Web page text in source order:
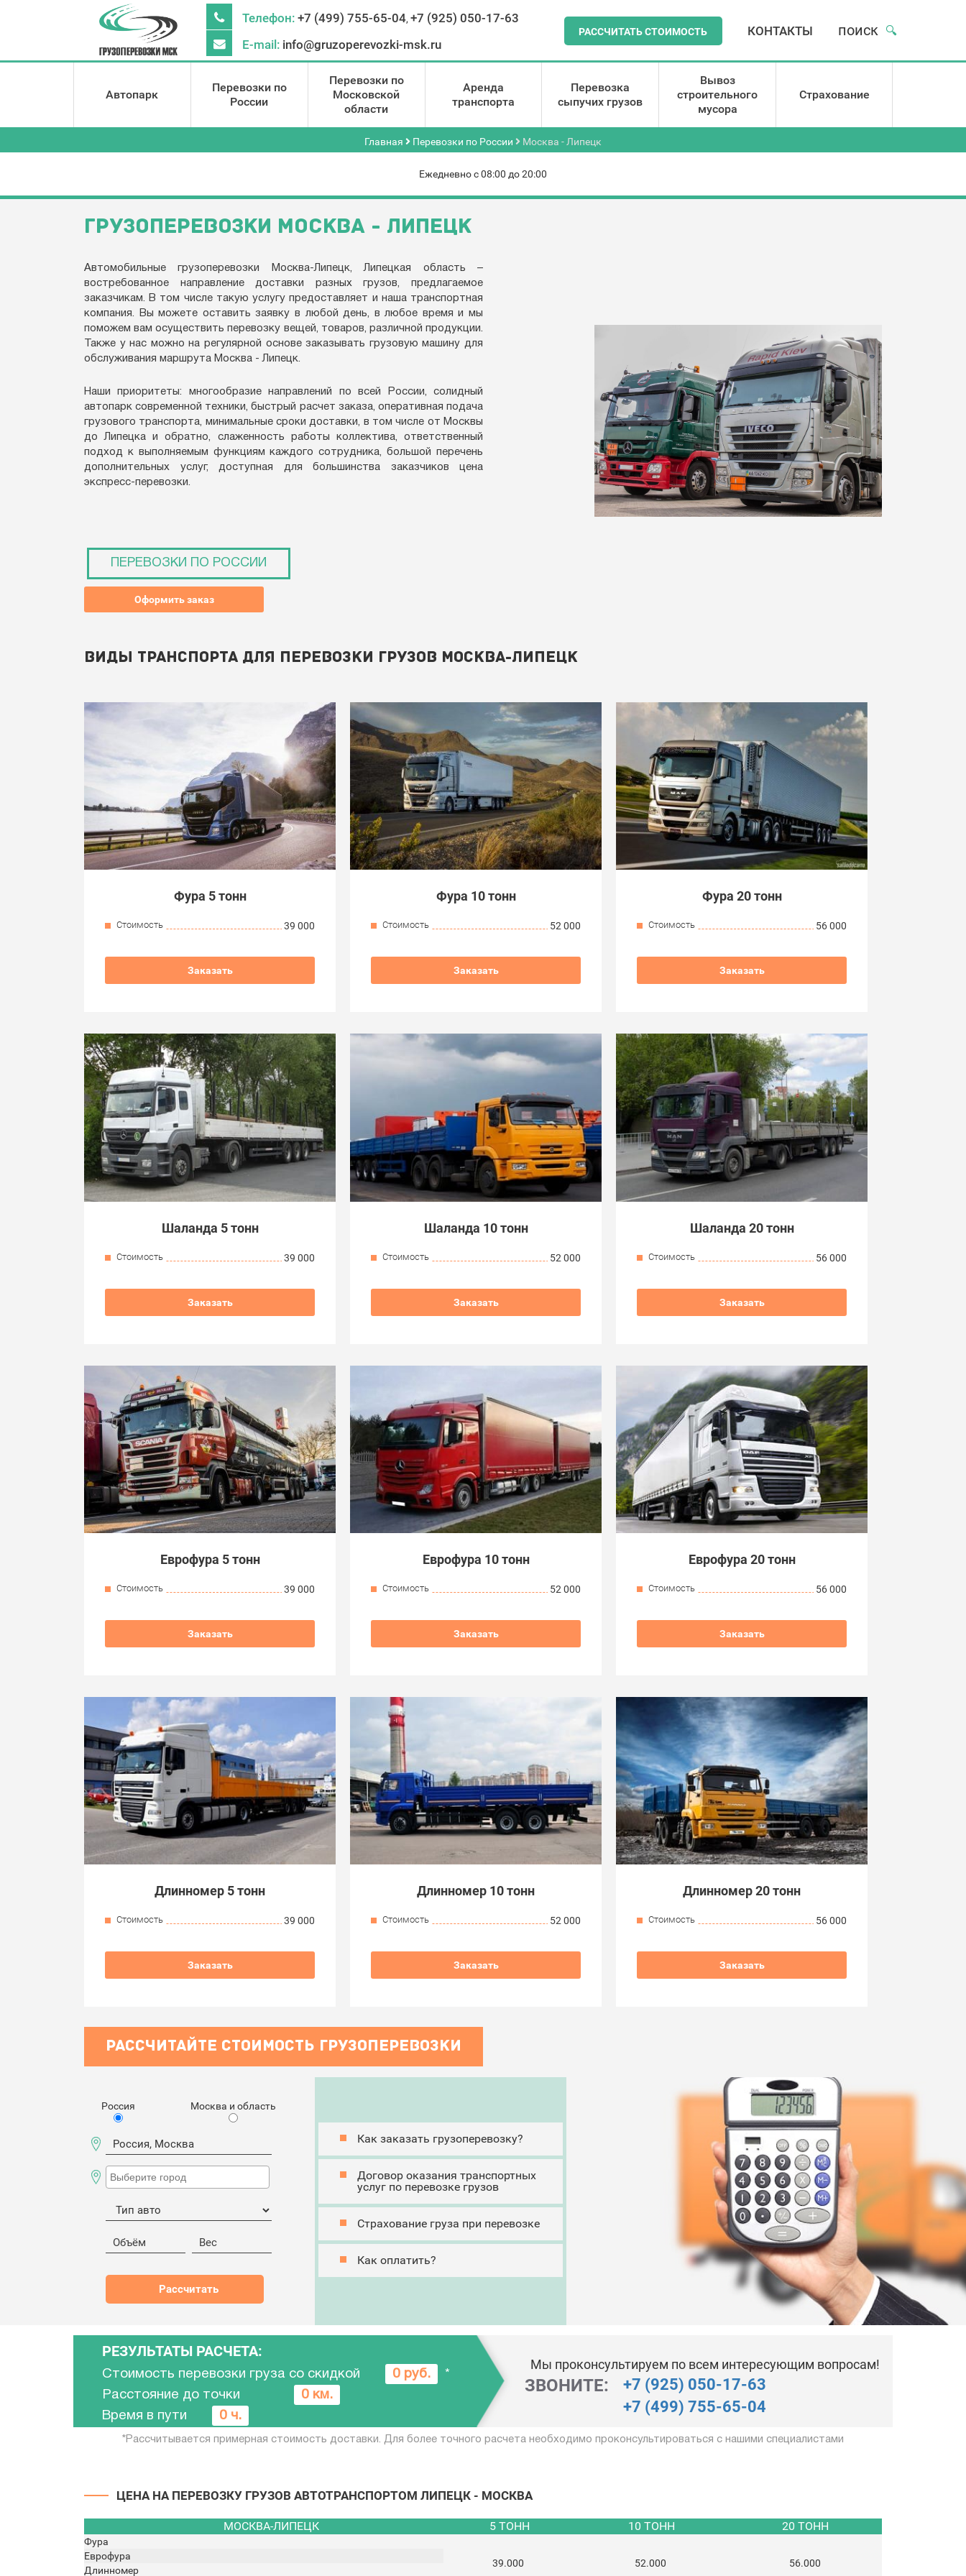
Телефон: +7 (499) 755-65-04, +7 (925) 050-17-63
E-mail: info@gruzoperevozki-msk.ru
РАССЧИТАТЬ СТОИМОСТЬ КОНТАКТЫ поиск 🔍
Автопарк
Перевозки по
России
Перевозки по
Московской
области
Аренда
транспорта
Перевозка
сыпучих грузов
Вывоз
строительного
мусора
Страхование
Главная Перевозки по России Москва - Липецк
Ежедневно с 08:00 до 20:00
ГРУЗОПЕРЕВОЗКИ МОСКВА - ЛИПЕЦК
Автомобильные грузоперевозки Москва-Липецк, Липецкая область –
востребованное направление доставки разных грузов, предлагаемое
заказчикам. В том числе такую услугу предоставляет и наша транспортная
компания. Вы можете оставить заявку в любой день, в любое время и мы
поможем вам осуществить перевозку вещей, товаров, различной продукции.
Также у нас можно на регулярной основе заказывать грузовую машину для
обслуживания маршрута Москва - Липецк.
Наши приоритеты: многообразие направлений по всей России, солидный
автопарк современной техники, быстрый расчет заказа, оперативная подача
грузового транспорта, минимальные сроки доставки, в том числе от Москвы
до Липецка и обратно, слаженность работы коллектива, ответственный
подход к выполняемым функциям каждого сотрудника, большой перечень
дополнительных услуг, доступная для большинства заказчиков цена
экспресс-перевозки.
ПЕРЕВОЗКИ ПО РОССИИ
Оформить заказ
ВИДЫ ТРАНСПОРТА ДЛЯ ПЕРЕВОЗКИ ГРУЗОВ МОСКВА-ЛИПЕЦК
Фура 5 тонн
Стоимость 39 000
Заказать
Фура 10 тонн
Стоимость 52 000
Заказать
Фура 20 тонн
Стоимость 56 000
Заказать
Шаланда 5 тонн
Стоимость 39 000
Заказать
Шаланда 10 тонн
Стоимость 52 000
Заказать
Шаланда 20 тонн
Стоимость 56 000
Заказать
Еврофура 5 тонн
Стоимость 39 000
Заказать
Еврофура 10 тонн
Стоимость 52 000
Заказать
Еврофура 20 тонн
Стоимость 56 000
Заказать
Длинномер 5 тонн
Стоимость 39 000
Заказать
Длинномер 10 тонн
Стоимость 52 000
Заказать
Длинномер 20 тонн
Стоимость 56 000
Заказать
РАССЧИТАЙТЕ СТОИМОСТЬ ГРУЗОПЕРЕВОЗКИ
Россия Москва и область
Как заказать грузоперевозку?
Договор оказания транспортных
услуг по перевозке грузов
Страхование груза при перевозке
Как оплатить?
РЕЗУЛЬТАТЫ РАСЧЕТА:
Стоимость перевозки груза со скидкой 0 руб.
*
Расстояние до точки
0 км.
Время в пути
0 ч.
Мы проконсультируем по всем интересующим вопросам!
ЗВОНИТЕ:
+7 (925) 050-17-63
+7 (499) 755-65-04
*Рассчитывается примерная стоимость доставки. Для более точного расчета необходимо проконсультироваться с нашими специалистами
ЦЕНА НА ПЕРЕВОЗКУ ГРУЗОВ АВТОТРАНСПОРТОМ ЛИПЕЦК - МОСКВА
МОСКВА-ЛИПЕЦК 5 ТОНН 10 ТОНН 20 ТОНН
Фура
39.000
52.000 56.000
Еврофура
Длинномер